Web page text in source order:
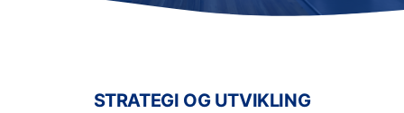
STRATEGI OG UTVIKLING